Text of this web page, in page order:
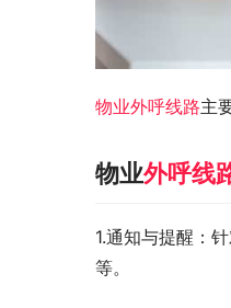
物业外呼线路主
物业外呼线
1.通知与提醒：
等。